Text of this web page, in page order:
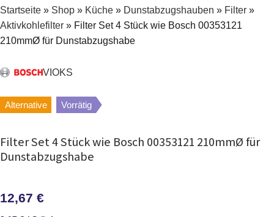
Startseite » Shop » Küche » Dunstabzugshauben » Filter »
Aktivkohlefilter » Filter Set 4 Stück wie Bosch 00353121
210mmØ für Dunstabzugshabe
VIOKS
Alternative Vorrätig
Filter Set 4 Stück wie Bosch 00353121 210mmØ für
Dunstabzugshabe
12,67 €